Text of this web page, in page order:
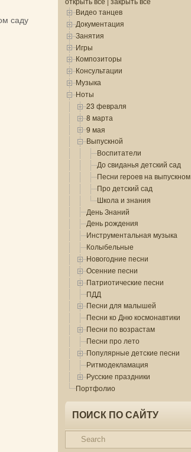
саду
Видео танцев
Документация
Занятия
Игры
Композиторы
Консультации
Музыка
Ноты
23 февраля
8 марта
9 мая
Выпускной
Воспитатели
До свиданья детский сад
Песни героев на выпускном
Про детский сад
Школа и знания
День Знаний
День рождения
Инструментальная музыка
Колыбельные
Новогодние песни
Осенние песни
Патриотические песни
ПДД
Песни для малышей
Песни ко Дню космонавтики
Песни по возрастам
Песни про лето
Популярные детские песни
Ритмодекламация
Русские праздники
Портфолио
ПОИСК ПО САЙТУ